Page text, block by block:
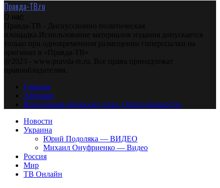
Правда-ТВ.ru
О нас
Правда-ТВ - Дискуссионно политическая
площадка.Использование материалов издания допускается
только при одновременном размещении гиперссылки на
оригинал в «Правда-ТВ»
@2023 - www.pravda-tv.ru. Все права принадлежат
правообладателям.
Главная
Авторам
Владельцам авторских прав. Ответственности.
Новости
Украина
Юрий Подоляка — ВИДЕО
Михаил Онуфриенко — Видео
Россия
Мир
ТВ Онлайн